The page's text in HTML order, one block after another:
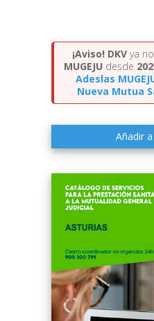
¡Aviso! DKV ya
MUGEJU desde
Adeslas
Nueva Mutua